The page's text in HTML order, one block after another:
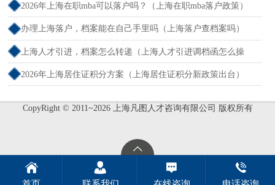
需多长时间）
2026年上海在职mba可以落户吗？（上海在职mba落户政策）
办理上海落户，档案能在自己手里吗（上海落户查档案吗）
上海人才引进，档案怎么转递（上海人才引进调档函怎么操
作）
2026年上海居住证积分方案（上海居住证积分新政策出台）
CopyRight © 2011~2026 上海凡图人才咨询有限公司 版权所有